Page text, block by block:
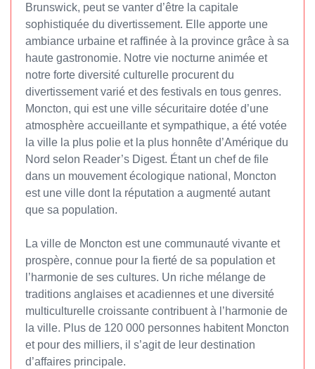
Brunswick, peut se vanter d’être la capitale
sophistiquée du divertissement. Elle apporte une
ambiance urbaine et raffinée à la province grâce à sa
haute gastronomie. Notre vie nocturne animée et
notre forte diversité culturelle procurent du
divertissement varié et des festivals en tous genres.
Moncton, qui est une ville sécuritaire dotée d’une
atmosphère accueillante et sympathique, a été votée
la ville la plus polie et la plus honnête d’Amérique du
Nord selon Reader’s Digest. Étant un chef de file
dans un mouvement écologique national, Moncton
est une ville dont la réputation a augmenté autant
que sa population.
La ville de Moncton est une communauté vivante et
prospère, connue pour la fierté de sa population et
l’harmonie de ses cultures. Un riche mélange de
traditions anglaises et acadiennes et une diversité
multiculturelle croissante contribuent à l’harmonie de
la ville. Plus de 120 000 personnes habitent Moncton
et pour des milliers, il s’agit de leur destination
d’affaires principale.